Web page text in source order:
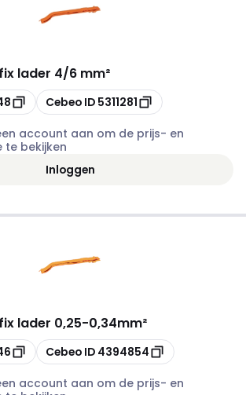
lader 4/6 mm²
Kopiëren
Cebeo ID 5311281
account aan om de prijs- en
bekijken
Inloggen
lader 0,25-0,34mm²
Kopiëren
Cebeo ID 4394854
account aan om de prijs- en